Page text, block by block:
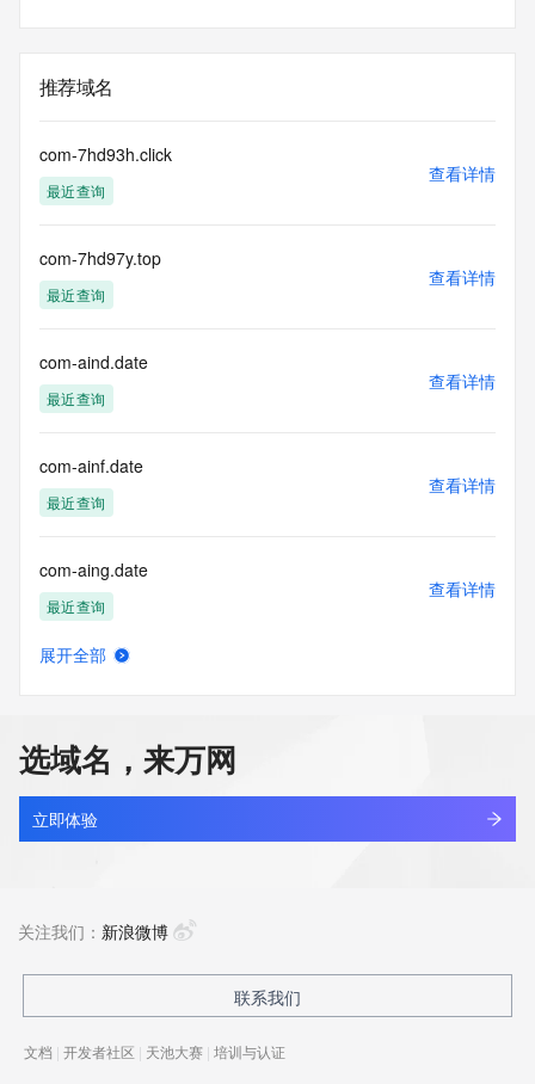
推荐域名
com-7hd93h.click
最近查询
查看详情
com-7hd97y.top
最近查询
查看详情
com-aind.date
最近查询
查看详情
com-ainf.date
最近查询
查看详情
com-aing.date
最近查询
查看详情
com-ainp.date
最近查询
查看详情
最近查询
展开全部
选域名，来万网
立即体验
关注我们： 新浪微博
联系我们
文档 | 开发者社区 | 天池大赛 | 培训与认证